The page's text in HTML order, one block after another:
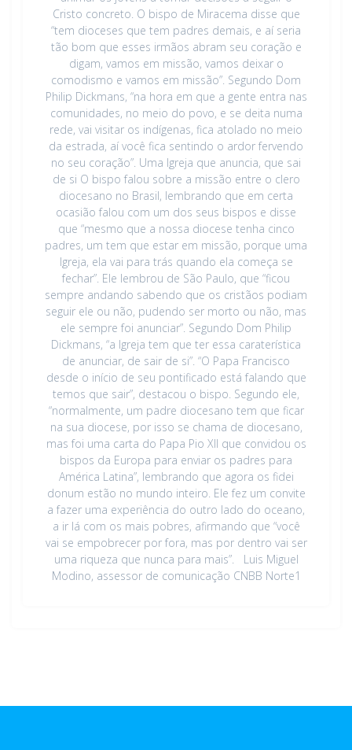
Cristo concreto. O bispo de Miracema disse que
“tem dioceses que tem padres demais, e aí seria
tão bom que esses irmãos abram seu coração e
digam, vamos em missão, vamos deixar o
comodismo e vamos em missão”. Segundo Dom
Philip Dickmans, “na hora em que a gente entra nas
comunidades, no meio do povo, e se deita numa
rede, vai visitar os indígenas, fica atolado no meio
da estrada, aí você fica sentindo o ardor fervendo
no seu coração”. Uma Igreja que anuncia, que sai
de si O bispo falou sobre a missão entre o clero
diocesano no Brasil, lembrando que em certa
ocasião falou com um dos seus bispos e disse
que “mesmo que a nossa diocese tenha cinco
padres, um tem que estar em missão, porque uma
Igreja, ela vai para trás quando ela começa se
fechar”. Ele lembrou de São Paulo, que “ficou
sempre andando sabendo que os cristãos podiam
seguir ele ou não, pudendo ser morto ou não, mas
ele sempre foi anunciar”. Segundo Dom Philip
Dickmans, “a Igreja tem que ter essa caraterística
de anunciar, de sair de si”. “O Papa Francisco
desde o início de seu pontificado está falando que
temos que sair”, destacou o bispo. Segundo ele,
“normalmente, um padre diocesano tem que ficar
na sua diocese, por isso se chama de diocesano,
mas foi uma carta do Papa Pio XII que convidou os
bispos da Europa para enviar os padres para
América Latina”, lembrando que agora os fidei
donum estão no mundo inteiro. Ele fez um convite
a fazer uma experiência do outro lado do oceano,
a ir lá com os mais pobres, afirmando que “você
vai se empobrecer por fora, mas por dentro vai ser
uma riqueza que nunca para mais”. Luis Miguel
Modino, assessor de comunicação CNBB Norte1